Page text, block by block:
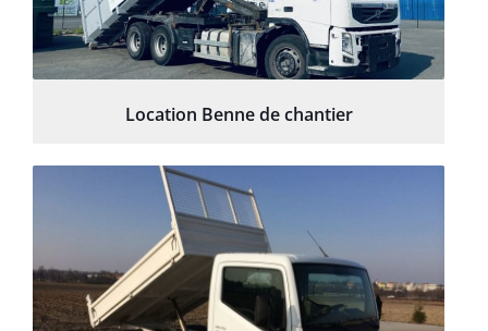
Location Benne de chantier